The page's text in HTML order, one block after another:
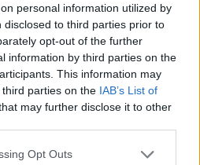
personal information utilized by
to third parties prior to
opt-out of the further
information by third parties on the
This information may
parties on the IAB’s List of
may further disclose it to other
Opt Outsîn serial: